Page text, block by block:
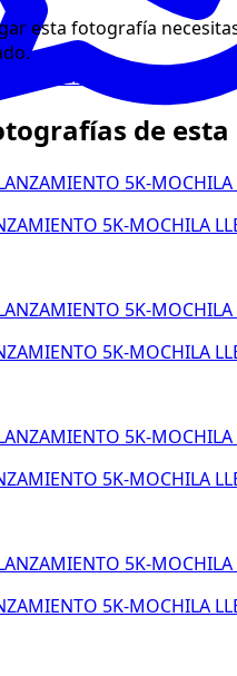
esta fotografía
Solicitar suscripción
de
5K-MOCHILA
5K-MOCHILA
5K-MOCHILA
5K-MOCHILA